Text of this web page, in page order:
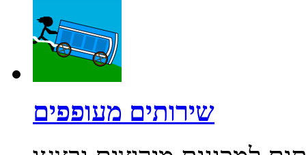
שירותים מעופפים